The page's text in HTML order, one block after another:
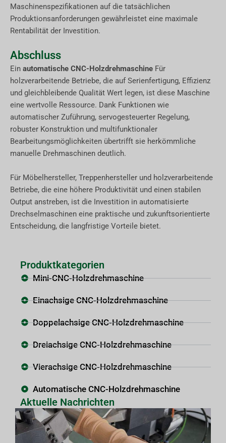
Maschinenspezifikationen auf die tatsächlichen
Produktionsanforderungen gewährleistet eine maximale
Rentabilität der Investition.
Abschluss
Ein automatische CNC-Holzdrehmaschine Für
holzverarbeitende Betriebe, die auf Serienfertigung, Effizienz
und gleichbleibende Qualität Wert legen, ist diese Maschine
eine wertvolle Ressource. Dank Funktionen wie
automatischer Zuführung, servogesteuerter Regelung,
robuster Konstruktion und multifunktionaler
Bearbeitungsmöglichkeiten übertrifft sie herkömmliche
manuelle Drehmaschinen deutlich.
Für Möbelhersteller, Treppenhersteller und holzverarbeitende
Betriebe, die eine höhere Produktivität und einen stabilen
Output anstreben, ist die Investition in automatisierte
Drechselmaschinen eine praktische und zukunftsorientierte
Entscheidung, die langfristige Vorteile bietet.
Produktkategorien
Mini-CNC-Holzdrehmaschine
Einachsige CNC-Holzdrehmaschine
Doppelachsige CNC-Holzdrehmaschine
Dreiachsige CNC-Holzdrehmaschine
Vierachsige CNC-Holzdrehmaschine
Automatische CNC-Holzdrehmaschine
Aktuelle Nachrichten